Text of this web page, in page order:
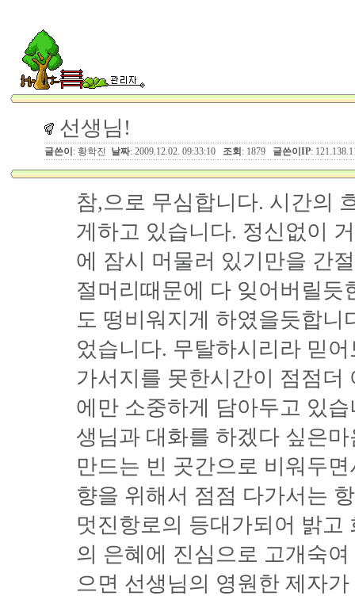
선생님!
글쓴이 : 황학진 날짜: 2009.12.02. 09:33:10 조회 : 1879 글쓴이IP:
참,으로 무심합니다. 시간의
게하고 있습니다. 정신없이
에 잠시 머물러 있기만을 간
절머리때문에 다 잊어버릴
도 떵비워지게 하였을듯합니
었습니다. 무탈하시리라 믿
가서지를 못한시간이 점점
에만 소중하게 담아두고 있
생님과 대화를 하겠다 싶은
만드는 빈 곳간으로 비워두
향을 위해서 점점 다가서는
멋진항로의 등대가되어 밝
의 은혜에 진심으로 고개숙
으면 선생님의 영원한 제자